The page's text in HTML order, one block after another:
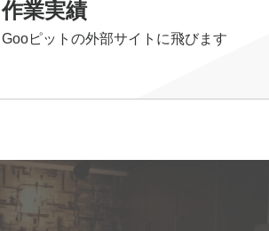
作業実績
Gooピットの外部サイトに飛びます